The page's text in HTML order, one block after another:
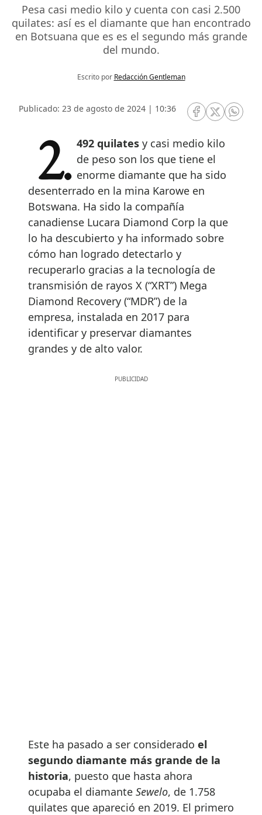
Pesa casi medio kilo y cuenta con casi 2.500
quilates: así es el diamante que han encontrado
en Botsuana que es es el segundo más grande
del mundo.
Escrito por Redacción Gentleman
Publicado: 23 de agosto de 2024 | 10:36
RRSS Facebook
RRSSRRSS
2.492 quilates y casi medio kilo
de peso son los que tiene el
enorme diamante que ha sido
desenterrado en la mina Karowe en
Botswana. Ha sido la compañía
canadiense Lucara Diamond Corp la que
lo ha descubierto y ha informado sobre
cómo han logrado detectarlo y
recuperarlo gracias a la tecnología de
transmisión de rayos X (“XRT”) Mega
Diamond Recovery (“MDR”) de la
empresa, instalada en 2017 para
identificar y preservar diamantes
grandes y de alto valor.
Este ha pasado a ser considerado el
segundo diamante más grande de la
historia, puesto que hasta ahora
ocupaba el diamante Sewelo, de 1.758
quilates que apareció en 2019. El primero